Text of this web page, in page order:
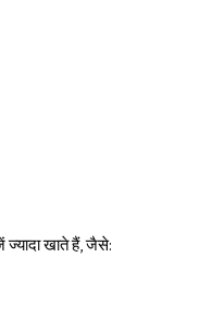
ज्यादा खाते हैं, जैसे: